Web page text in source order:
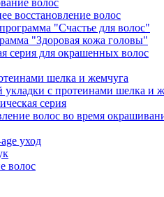
волос
восстановление волос
"Счастье для волос"
"Здоровая кожа головы"
серия для окрашенных волос
шелка и жемчуга
укладки с протеинами шелка и
серия
волос во время
уход
волос